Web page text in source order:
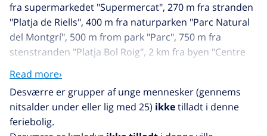
fra supermarkedet "Supermercat", 270 m fra stranden
"Platja de Riells", 400 m fra naturparken "Parc Natural
del Montgrí", 500 m from park "Parc", 750 m fra
stenstranden "Platja Bol Roig", 2 km fra byen "Centre
històric de L'Escala", 2 km fra busstationen "Estació
autobus Plaça de les Escoles", 12 km fra floden "Riu Ter
- Riu Fluvià", 13 km fra sø "Llacs de Ventalló", 21 km fra
togstationen "Estació RENFE Flaçà", 25 km fra
golfbanen "Golf de Pals", 29 km fra vandland
Read more›
Desværre er grupper af unge mennesker (gennems
nitsalder under eller lig med 25) ikketilladt i denne
feriebolig.